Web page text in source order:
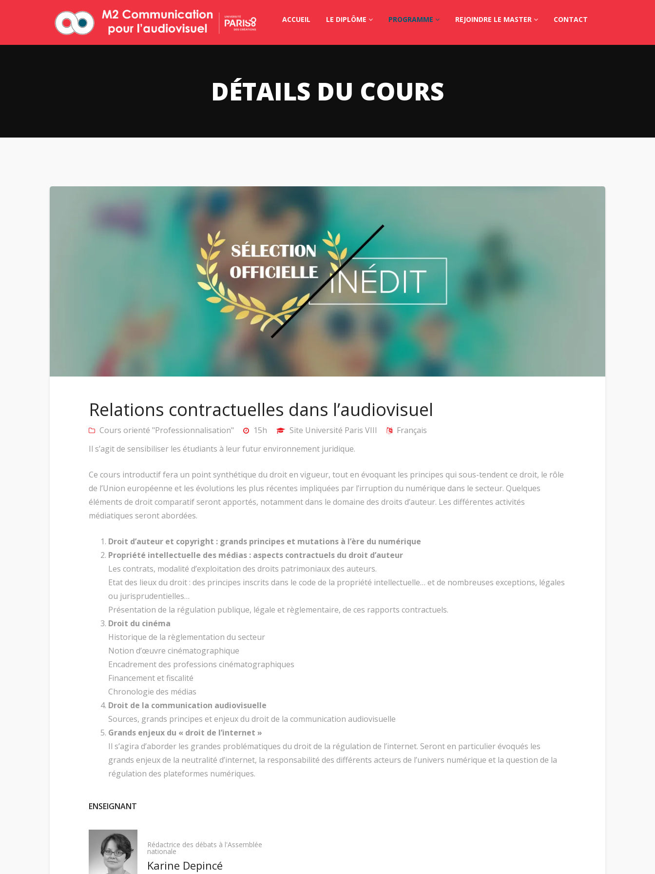
ACCUEIL LE DIPLÔME PROGRAMME REJOINDRE LE MASTER CONTACT
DÉTAILS DU COURS
Relations contractuelles dans l’audiovisuel
Cours orienté "Professionnalisation" 15h Site Université Paris VIII
Français
Il s’agit de sensibiliser les étudiants à leur futur environnement juridique.
Ce cours introductif fera un point synthétique du droit en vigueur, tout en évoquant les principes qui sous-tendent ce droit, le rôle
de l’Union européenne et les évolutions les plus récentes impliquées par l’irruption du numérique dans le secteur. Quelques
éléments de droit comparatif seront apportés, notamment dans le domaine des droits d’auteur. Les différentes activités
médiatiques seront abordées.
Droit d’auteur et copyright : grands principes et mutations à l’ère du numérique
Propriété intellectuelle des médias : aspects contractuels du droit d’auteur
Les contrats, modalité d’exploitation des droits patrimoniaux des auteurs.
Etat des lieux du droit : des principes inscrits dans le code de la propriété intellectuelle… et de nombreuses exceptions, légales
ou jurisprudentielles…
Présentation de la régulation publique, légale et règlementaire, de ces rapports contractuels.
Droit du cinéma
Historique de la règlementation du secteur
Notion d’œuvre cinématographique
Encadrement des professions cinématographiques
Financement et fiscalité
Chronologie des médias
Droit de la communication audiovisuelle
Sources, grands principes et enjeux du droit de la communication audiovisuelle
Grands enjeux du « droit de l’internet »
Il s’agira d’aborder les grandes problématiques du droit de la régulation de l’internet. Seront en particulier évoqués les
grands enjeux de la neutralité d’internet, la responsabilité des différents acteurs de l’univers numérique et la question de la
régulation des plateformes numériques.
ENSEIGNANT
Rédactrice des débats à l'Assemblée
nationale
Karine Depincé